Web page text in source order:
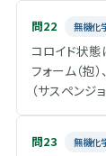
合と同じよう
電流1,000 A
】gのマグネ
ウムの原子
は9.65×10 4
ギー密度の二
種々の電池系
金属リチウム
充放電効率
題を解決する
酸リチウム
問22 無機化
コロイド状態
フォーム（抱
（サスペンジ
当する組合せ
問23 無機化